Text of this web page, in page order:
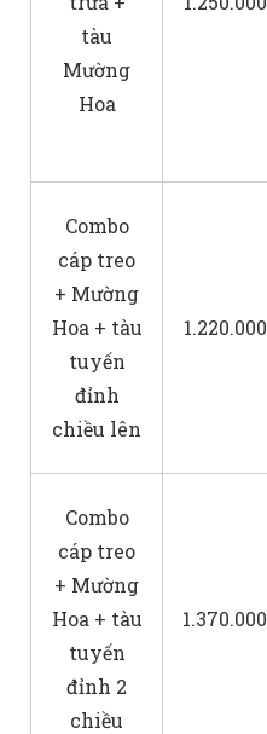
tàu
Mường
Hoa
Combo
cáp treo
+ Mường
Hoa + tàu
tuyến
đỉnh
chiều lên
1.220.000
Combo
cáp treo
+ Mường
Hoa + tàu
tuyến
đỉnh 2
chiều
1.370.000